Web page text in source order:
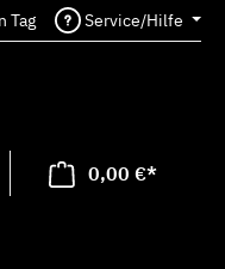
Tag Service/Hilfe
0,00 €*